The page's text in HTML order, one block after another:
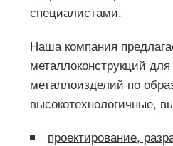
специалистами.
Наша компания
металлоконструкций
металлоизделий по
высокотехнологичные,
проектирование,